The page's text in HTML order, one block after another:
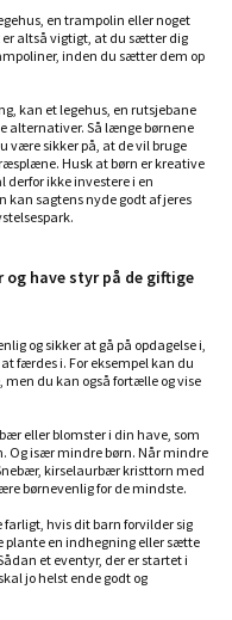
en trampolin eller noget
altså vigtigt, at du sætter dig
inden du sætter dem op
kan et legehus, en rutsjebane
alternativer. Så længe børnene
være sikker på, at de vil bruge
Husk at børn er kreative
derfor ikke investere i en
kan sagtens nyde godt af jeres
og have styr på de giftige
og sikker at gå på opdagelse i,
færdes i. For eksempel kan du
du kan også fortælle og vise
eller blomster i din have, som
Og især mindre børn. Når mindre
kirselaurbær kristtorn med
børnevenlig for de mindste.
hvis dit barn forvilder sig
plante en indhegning eller sætte
et eventyr, der er startet i
jo helst ende godt og